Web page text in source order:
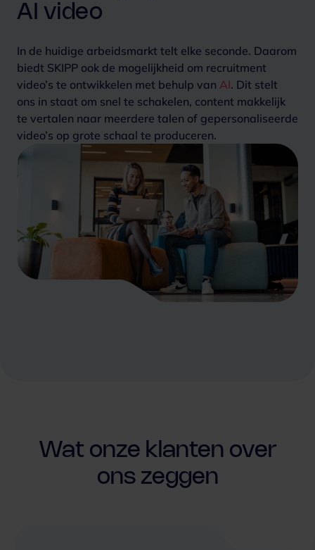
AI video
In de huidige arbeidsmarkt telt elke seconde. Daarom
biedt SKIPP ook de mogelijkheid om recruitment
video’s te ontwikkelen met behulp van AI. Dit stelt
ons in staat om snel te schakelen, content makkelijk
te vertalen naar meerdere talen of gepersonaliseerde
video’s op grote schaal te produceren.
Wat onze klanten over
ons zeggen